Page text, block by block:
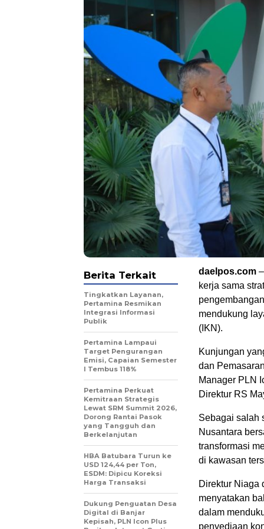
daelpos.com
kerja sama
mendukung
(IKN).
Kunjungan
dan
Manager PLN
Direktur RS
Sebagai salah
Nusantara
transformasi
di kawasan
Direktur Niaga
menyatakan
dalam
penyediaan
Berita Terkait
Tingkatkan Layanan,
Pertamina Resmikan
Integrasi Informasi
Publik
Pertamina Lampaui
Target Pengurangan
Emisi, Capaian Semester
I Tembus 118%
Pertamina Perkuat
Kemitraan Strategis
Lewat SRM Summit 2026,
Dorong Rantai Pasok
yang Tangguh dan
Berkelanjutan
HBA Batubara Turun ke
USD 124,44 per Ton,
ESDM: Dipicu Koreksi
Harga Transaksi
Dukung Penguatan Desa
Digital di Banjar
Kepisah, PLN Icon Plus